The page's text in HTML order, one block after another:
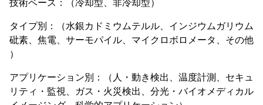
技術ベース：（冷却型、非冷却型）
タイプ別：（水銀カドミウムテルル、インジウムガリウム
砒素、焦電、サーモパイル、マイクロボロメータ、その他
）
アプリケーション別：（人・動き検出、温度計測、セキュ
リティ・監視、ガス・火災検出、分光・バイオメディカル